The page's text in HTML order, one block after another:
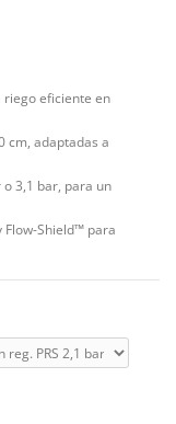
riego eficiente en
cm, adaptadas a
3,1 bar, para un
Flow-Shield™ para